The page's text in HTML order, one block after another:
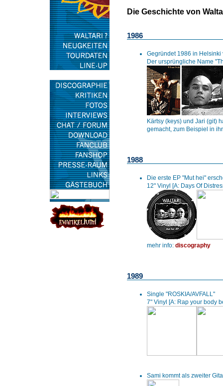
Die Geschichte von
1986
Gegründet 1986 in Helsinki
Der ursprüngliche Name
Kärtsy (keys) und Jari (git)
gemacht, zum Beispiel in
1988
Die erste EP "Mut hei"
12" Vinyl [A: Days Of
mehr info: discography
1989
Single "ROSKIA/AVFALL"
7" Vinyl [A: Rap your body
Sami kommt als zweiter